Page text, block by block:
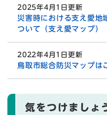
2025年4月1日更新
災害時における支え愛地
ついて（支え愛マップ）
2022年4月1日更新
鳥取市総合防災マップは
気をつけましょ